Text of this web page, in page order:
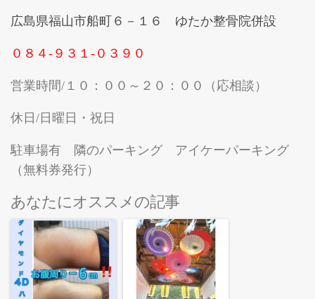
広島県福山市船町６－１６ ゆたか整骨院併設
０８４-９３１-０３９０
営業時間/１０：００～２０：００（応相談）
休日/日曜日・祝日
駐車場有 隣のパーキング アイケーパーキング
（無料券発行）
あなたにオススメの記事